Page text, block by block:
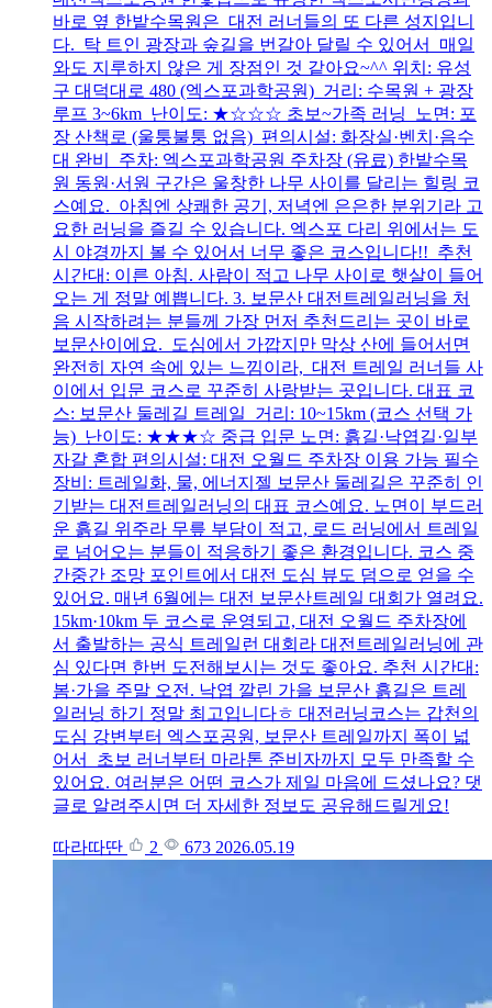
바로 옆 한밭수목원은 대전 러너들의 또 다른 성지입니
다. 탁 트인 광장과 숲길을 번갈아 달릴 수 있어서 매일
와도 지루하지 않은 게 장점인 것 같아요~^^ 위치: 유성
구 대덕대로 480 (엑스포과학공원) 거리: 수목원 + 광장
루프 3~6km 난이도: ★☆☆☆ 초보~가족 러닝 노면: 포
장 산책로 (울퉁불퉁 없음) 편의시설: 화장실·벤치·음수
대 완비 주차: 엑스포과학공원 주차장 (유료) 한밭수목
원 동원·서원 구간은 울창한 나무 사이를 달리는 힐링 코
스예요. 아침엔 상쾌한 공기, 저녁엔 은은한 분위기라 고
요한 러닝을 즐길 수 있습니다. 엑스포 다리 위에서는 도
시 야경까지 볼 수 있어서 너무 좋은 코스입니다!! 추천
시간대: 이른 아침. 사람이 적고 나무 사이로 햇살이 들어
오는 게 정말 예쁩니다. 3. 보문산 대전트레일러닝을 처
음 시작하려는 분들께 가장 먼저 추천드리는 곳이 바로
보문산이에요. 도심에서 가깝지만 막상 산에 들어서면
완전히 자연 속에 있는 느낌이라, 대전 트레일 러너들 사
이에서 입문 코스로 꾸준히 사랑받는 곳입니다. 대표 코
스: 보문산 둘레길 트레일 거리: 10~15km (코스 선택 가
능) 난이도: ★★★☆ 중급 입문 노면: 흙길·낙엽길·일부
자갈 혼합 편의시설: 대전 오월드 주차장 이용 가능 필수
장비: 트레일화, 물, 에너지젤 보문산 둘레길은 꾸준히 인
기받는 대전트레일러닝의 대표 코스예요. 노면이 부드러
운 흙길 위주라 무릎 부담이 적고, 로드 러닝에서 트레일
로 넘어오는 분들이 적응하기 좋은 환경입니다. 코스 중
간중간 조망 포인트에서 대전 도심 뷰도 덤으로 얻을 수
있어요. 매년 6월에는 대전 보문산트레일 대회가 열려요.
15km·10km 두 코스로 운영되고, 대전 오월드 주차장에
서 출발하는 공식 트레일런 대회라 대전트레일러닝에 관
심 있다면 한번 도전해보시는 것도 좋아요. 추천 시간대:
봄·가을 주말 오전. 낙엽 깔린 가을 보문산 흙길은 트레
일러닝 하기 정말 최고입니다ㅎ 대전러닝코스는 갑천의
도심 강변부터 엑스포공원, 보문산 트레일까지 폭이 넓
어서 초보 러너부터 마라톤 준비자까지 모두 만족할 수
있어요. 여러분은 어떤 코스가 제일 마음에 드셨나요? 댓
글로 알려주시면 더 자세한 정보도 공유해드릴게요!
따라따딴 2 673 2026.05.19